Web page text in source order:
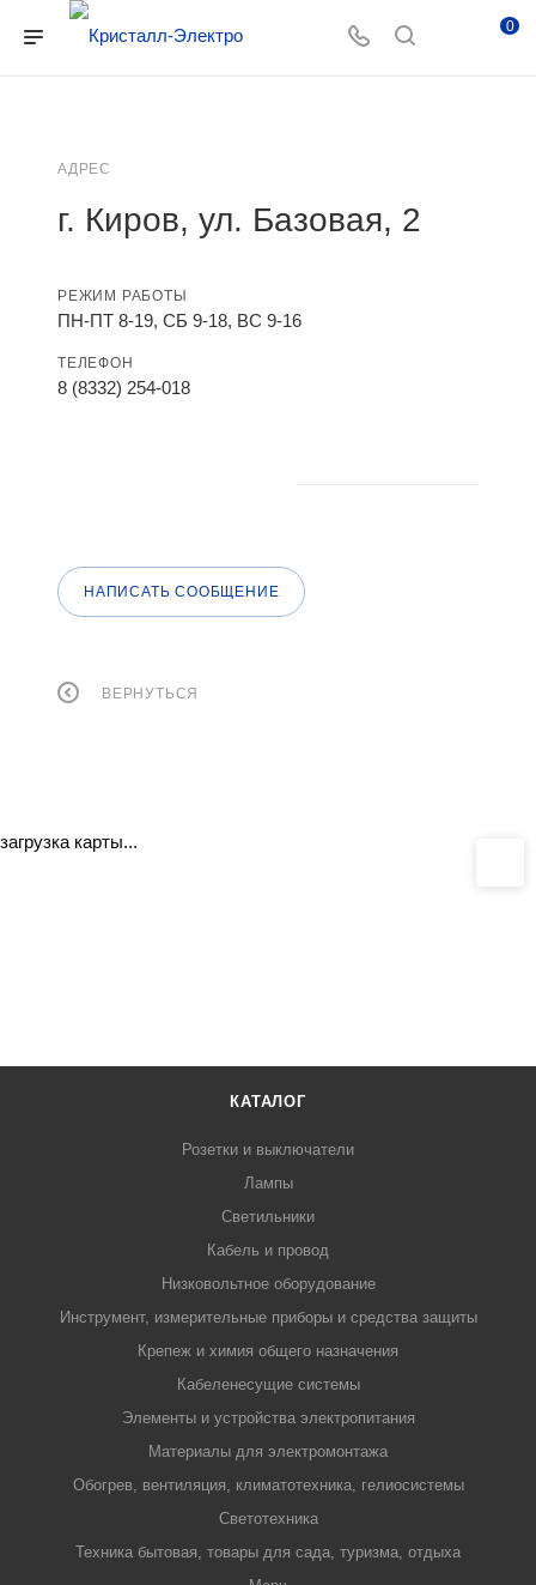
0
АДРЕС
г. Киров, ул. Базовая, 2
РЕЖИМ РАБОТЫ
ПН-ПТ 8-19, СБ 9-18, ВС 9-16
ТЕЛЕФОН
8 (8332) 254-018
НАПИСАТЬ СООБЩЕНИЕ
ВЕРНУТЬСЯ
загрузка карты...
КАТАЛОГ
Розетки и выключатели
Лампы
Светильники
Кабель и провод
Низковольтное оборудование
Инструмент, измерительные приборы и средства защиты
Крепеж и химия общего назначения
Кабеленесущие системы
Элементы и устройства электропитания
Материалы для электромонтажа
Обогрев, вентиляция, климатотехника, гелиосистемы
Светотехника
Техника бытовая, товары для сада, туризма, отдыха